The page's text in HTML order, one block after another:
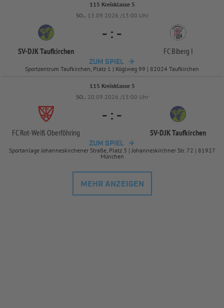
115 Kreisklasse 5
SO.. 13.09.2026 /13:00 Uhr
SV-DJK Taufkirchen
- : -
FC Biberg I
ZUM SPIEL
Sportzentrum Taufkirchen, Platz 1 | Köglweg 99 | 82024 Taufkirchen
115 Kreisklasse 5
SO.. 20.09.2026 /15:00 Uhr
FC Rot-Weiß Oberföhring
- : -
SV-DJK Taufkirchen
ZUM SPIEL
Sportanlage Johanneskirchener Straße, Platz 3 | Johanneskirchner Str. 72 | 81927
München
MEHR ANZEIGEN